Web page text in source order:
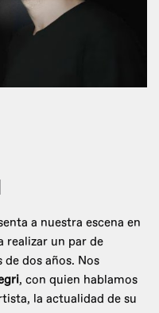
a nuestra escena en
realizar un par de
de dos años. Nos
, con quien hablamos
la actualidad de su